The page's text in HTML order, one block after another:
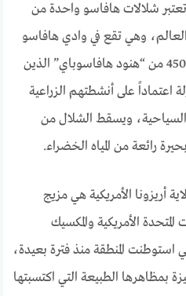
تعتبر شلالات هافاسو واحدة من
وهي تقع في وادي هافاسو
الذي يسكنه حوالي 450 من “هنود هافاسوباي” الذين
اعتماداً على أنشطتهم الزراعية
السياحية، ويسقط الشلال من
أريزونا الأمريكية هي مزيج
الأمريكية والمكسيك
استوطنت المنطقة منذ فترة بعيدة،
بمظاهرها الطبيعة التي اكتسبتها